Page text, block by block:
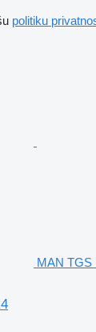
politiku
MAN TGS